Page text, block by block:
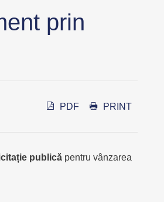
prin
PDF PRINT
publică pentru vânzarea